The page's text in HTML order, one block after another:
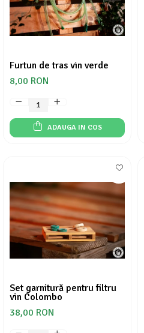
Furtun de tras vin verde
8,00 RON
ADAUGA IN COS
Set garnitură pentru filtru
vin Colombo
38,00 RON